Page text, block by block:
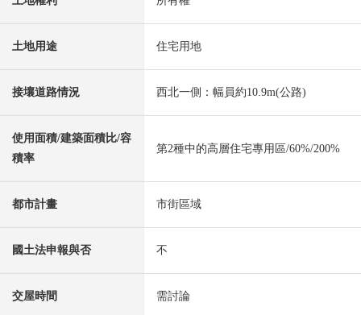
土地用途 住宅用地
接壤道路情況 西北一側：幅員約10.9m(公路)
使用面積/建築面積比/容
積率
第2種中的高層住宅專用區/60%/200%
都市計畫 市街區域
國土法申報與否 不
交屋時間 需討論